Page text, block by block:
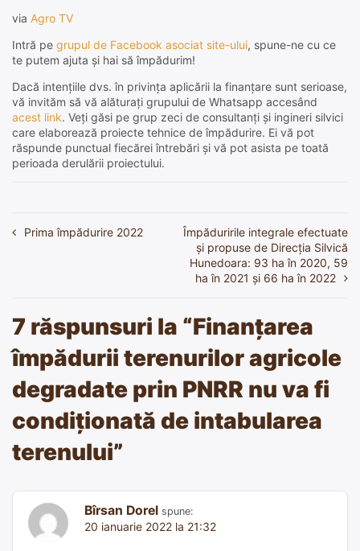
via Agro TV
Intră pe grupul de Facebook asociat site-ului, spune-ne cu ce
te putem ajuta și hai să împădurim!
Dacă intențiile dvs. în privința aplicării la finanțare sunt serioase,
vă invităm să vă alăturați grupului de Whatsapp accesând
acest link. Veți găsi pe grup zeci de consultanți și ingineri silvici
care elaborează proiecte tehnice de împădurire. Ei vă pot
răspunde punctual fiecărei întrebări și vă pot asista pe toată
perioada derulării proiectului.
Navigare
Prima împădurire 2022
Împăduririle integrale efectuate
și propuse de Direcția Silvică
Hunedoara: 93 ha în 2020, 59
ha în 2021 și 66 ha în 2022
7 răspunsuri la “Finanțarea
împădurii terenurilor agricole
degradate prin PNRR nu va fi
condiționată de intabularea
terenului”
Bîrsan Dorel spune:
20 ianuarie 2022 la 21:32